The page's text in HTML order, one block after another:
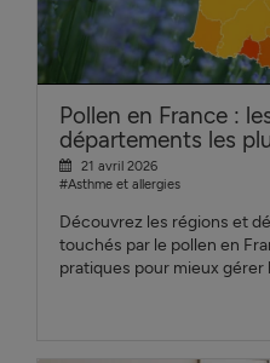
Pollen en France :
départements les
21 avril 2026
#Asthme et allergies
Découvrez les régions et
touchés par le pollen en
pratiques pour mieux gérer